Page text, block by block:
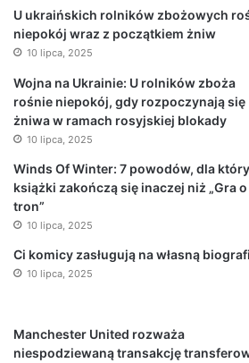
U ukraińskich rolników zbożowych
niepokój wraz z początkiem żniw
10 lipca, 2025
Wojna na Ukrainie: U rolników zboża
rośnie niepokój, gdy rozpoczynają się
żniwa w ramach rosyjskiej blokady
10 lipca, 2025
Winds Of Winter: 7 powodów, dla
książki zakończą się inaczej niż „Gra o
tron”
10 lipca, 2025
Ci komicy zasługują na własną
10 lipca, 2025
Manchester United rozważa
niespodziewaną transakcję